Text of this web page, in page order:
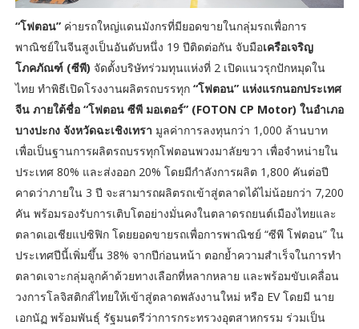
“โฟตอน”ค่ายรถใหญ่แดนมังกรที่มียอดขายในกลุ่มรถเพื่อการ
พาณิชย์ในจีนสูงเป็นอันดับหนึ่ง 19 ปีติดต่อกัน จับมือเครือเจริญ
โภคภัณฑ์ (ซีพี) จัดตั้งบริษัทร่วมทุนแห่งที่ 2 เปิดแนวรุกปักหมุดใน
ไทย ทำพิธีเปิดโรงงานผลิตรถบรรทุก “โฟตอน” แห่งแรกนอกประเทศ
จีน ภายใต้ชื่อ “โฟตอน ซีพี มอเตอร์” (FOTON CP Motor) ในอำเภอ
บางปะกง จังหวัดฉะเชิงเทรา มูลค่าการลงทุนกว่า 1,000 ล้านบาท
เพื่อเป็นฐานการผลิตรถบรรทุกโฟตอนพวงมาลัยขวา เพื่อจำหน่ายใน
ประเทศ 80% และส่งออก 20% โดยมีกำลังการผลิต 1,800 คันต่อปี
คาดว่าภายใน 3 ปี จะสามารถผลิตรถเข้าสู่ตลาดได้ไม่น้อยกว่า 7,200
คัน พร้อมรองรับการเติบโตอย่างมั่นคงในตลาดรถยนต์เมืองไทยและ
ตลาดเอเชียแปซิฟิก โดยยอดขายรถเพื่อการพาณิชย์ “ซีพี โฟตอน” ใน
ประเทศปีนี้เพิ่มขึ้น 38% จากปีก่อนหน้า ตอกย้ำความสำเร็จในการทำ
ตลาดเจาะกลุ่มลูกค้าด้วยทางเลือกที่หลากหลาย และพร้อมขับเคลื่อน
วงการโลจิสติกส์ไทยให้เข้าสู่ตลาดพลังงานใหม่ หรือ EV โดยมี นาย
เอกนัฏ พร้อมพันธุ์ รัฐมนตรีว่าการกระทรวงอุตสาหกรรม ร่วมเป็น